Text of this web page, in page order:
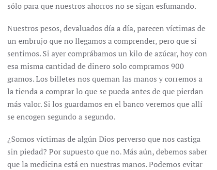
sólo para que nuestros ahorros no se sigan esfumando.
Nuestros pesos, devaluados día a día, parecen víctimas de
un embrujo que no llegamos a comprender, pero que sí
sentimos. Si ayer comprábamos un kilo de azúcar, hoy con
esa misma cantidad de dinero solo compramos 900
gramos. Los billetes nos queman las manos y corremos a
la tienda a comprar lo que se pueda antes de que pierdan
más valor. Si los guardamos en el banco veremos que allí
se encogen segundo a segundo.
¿Somos víctimas de algún Dios perverso que nos castiga
sin piedad? Por supuesto que no. Más aún, debemos saber
que la medicina está en nuestras manos. Podemos evitar